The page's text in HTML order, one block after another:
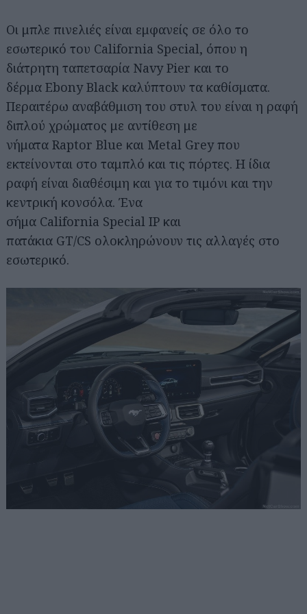
Οι μπλε πινελιές είναι εμφανείς σε όλο το
εσωτερικό του California Special, όπου η
διάτρητη ταπετσαρία Navy Pier και το
δέρμα Ebony Black καλύπτουν τα καθίσματα.
Περαιτέρω αναβάθμιση του στυλ του είναι η ραφή
διπλού χρώματος με αντίθεση με
νήματα Raptor Blue και Metal Grey που
εκτείνονται στο ταμπλό και τις πόρτες. Η ίδια
ραφή είναι διαθέσιμη και για το τιμόνι και την
κεντρική κονσόλα. Ένα
σήμα California Special IP και
πατάκια GT/CS ολοκληρώνουν τις αλλαγές στο
εσωτερικό.